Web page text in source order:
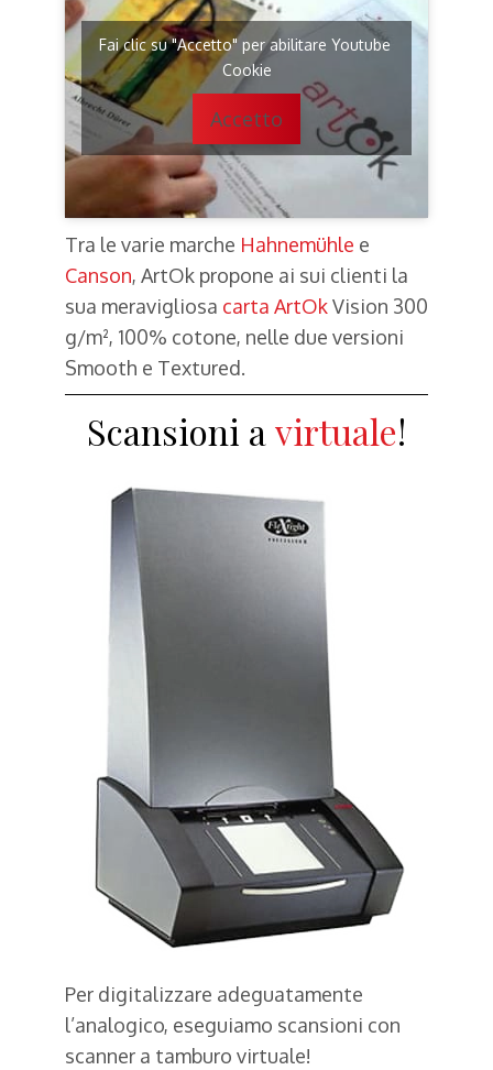
Fai clic su "Accetto" per abilitare Youtube
Cookie
Accetto
Tra le varie marche Hahnemühle e
Canson, ArtOk propone ai sui clienti la
sua meravigliosa carta ArtOkVision 300
g/m², 100% cotone, nelle due versioni
Smooth e Textured.
Scansioni atamburo
Per digitalizzare adeguatamente
l’analogico, eseguiamo scansioni con
scanner a tamburo virtuale!